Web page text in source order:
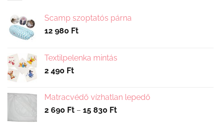
Scamp szoptatós párna
12 980 Ft
Textilpelenka mintás
2 490 Ft
Matracvédő vízhatlan lepedő
2 690 Ft – 15 830 FtÁrtartomány: